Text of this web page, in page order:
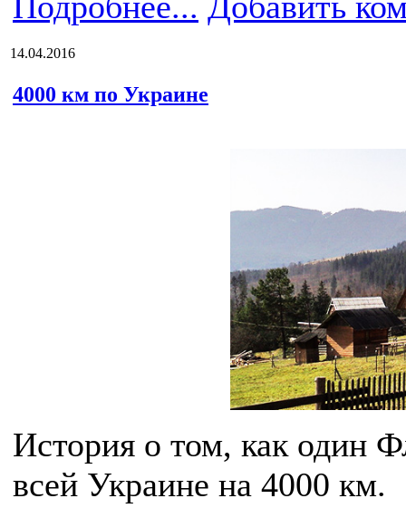
14.04.2016
4000 км по Украине
История о том, как один
всей Украине на 4000 км.